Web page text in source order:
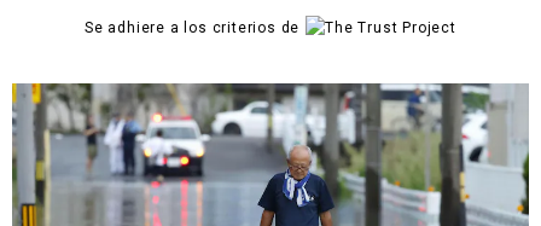
Se adhiere a los criterios de